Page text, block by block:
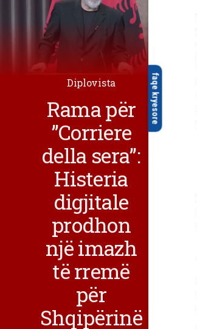
faqe kryesore
Diplovista
Rama për
”Corriere
della sera”:
Histeria
digjitale
prodhon
një imazh
të rremë
për
Shqipërinë